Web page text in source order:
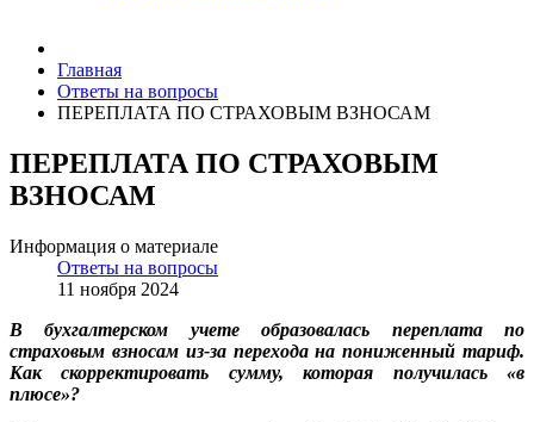
Главная
Ответы на вопросы
ПЕРЕПЛАТА ПО СТРАХОВЫМ ВЗНОСАМ
ПЕРЕПЛАТА ПО СТРАХОВЫМ
ВЗНОСАМ
Информация о материале
Ответы на вопросы
11 ноября 2024
В бухгалтерском учете образовалась переплата по
страховым взносам из-за перехода на пониженный тариф.
Как скорректировать сумму, которая получилась «в
плюсе»?